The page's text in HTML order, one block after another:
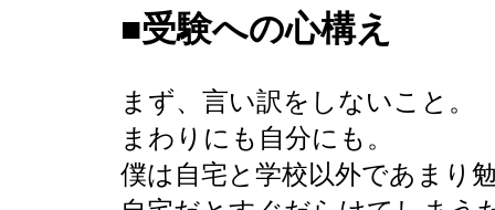
■受験への心構え
まず、言い訳をしないこと。
まわりにも自分にも。
僕は自宅と学校以外であまり